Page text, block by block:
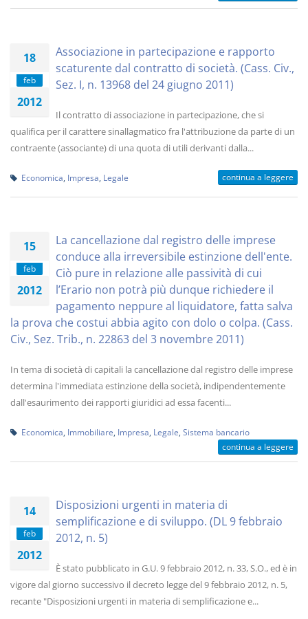
18
feb
2012
Associazione in partecipazione e rapporto
scaturente dal contratto di società. (Cass. Civ.,
Sez. I, n. 13968 del 24 giugno 2011)
Il contratto di associazione in partecipazione, che si
qualifica per il carattere sinallagmatico fra l'attribuzione da parte di un
contraente (associante) di una quota di utili derivanti dalla...
Economica Impresa Legale continua a leggere
15
feb
2012
La cancellazione dal registro delle imprese
conduce alla irreversibile estinzione dell'ente.
Ciò pure in relazione alle passività di cui
l’Erario non potrà più dunque richiedere il
pagamento neppure al liquidatore, fatta salva
la prova che costui abbia agito con dolo o colpa. (Cass.
Civ., Sez. Trib., n. 22863 del 3 novembre 2011)
In tema di società di capitali la cancellazione dal registro delle imprese
determina l'immediata estinzione della società, indipendentemente
dall'esaurimento dei rapporti giuridici ad essa facenti...
Economica Immobiliare Impresa Legale Sistema bancario
continua a leggere
14
feb
2012
Disposizioni urgenti in materia di
semplificazione e di sviluppo. (DL 9 febbraio
2012, n. 5)
È stato pubblicato in G.U. 9 febbraio 2012, n. 33, S.O., ed è in
vigore dal giorno successivo il decreto legge del 9 febbraio 2012, n. 5,
recante "Disposizioni urgenti in materia di semplificazione e...